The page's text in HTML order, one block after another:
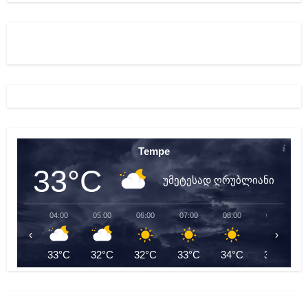
Tempe
33°C უმეტესად ღრუბლიანი
04:00
33°C
05:00
32°C
06:00
32°C
07:00
33°C
08:00
34°C
09:00
36°C
‹ ›